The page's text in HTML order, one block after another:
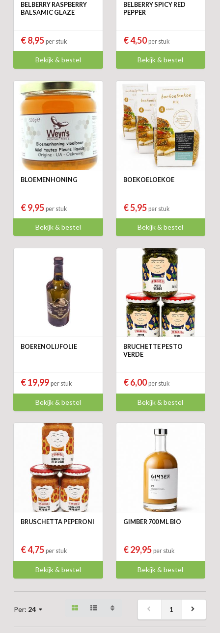
BELBERRY RASPBERRY
BALSAMIC GLAZE
€ 8,95 per stuk
Bekijk & bestel
BELBERRY SPICY RED
PEPPER
€ 4,50per stuk
Bekijk & bestel
BLOEMENHONING
€ 9,95 per stuk
Bekijk & bestel
BOEKOELOEKOE
€ 5,95 per stuk
Bekijk & bestel
BOERENOLIJFOLIE
€ 19,99 per stuk
Bekijk & bestel
BRUCHETTE PESTO
VERDE
€ 6,00per stuk
Bekijk & bestel
BRUSCHETTA PEPERONI
€ 4,75 per stuk
Bekijk & bestel
GIMBER 700 ML BIO
€ 29,95 per stuk
Bekijk & bestel
Per: 24 1